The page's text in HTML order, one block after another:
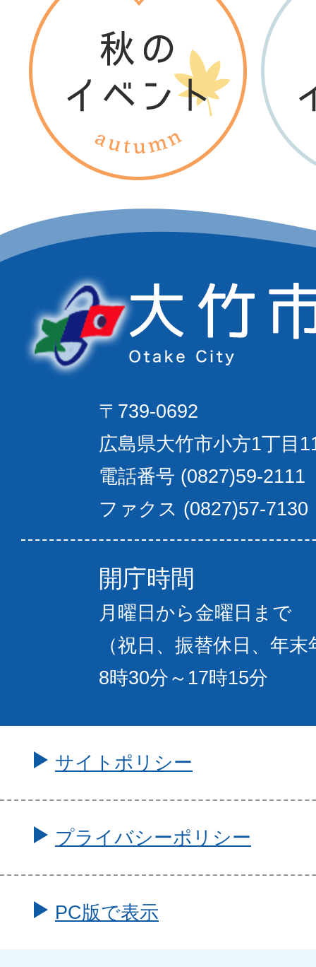
〒739-0692
広島県大竹市小方1丁目
電話番号 (0827)59-2111
ファクス (0827)57-7130
開庁時間
月曜日から金曜日まで
（祝日、振替休日、年
8時30分～17時15分
サイトポリシー
プライバシーポリシー
PC版で表示